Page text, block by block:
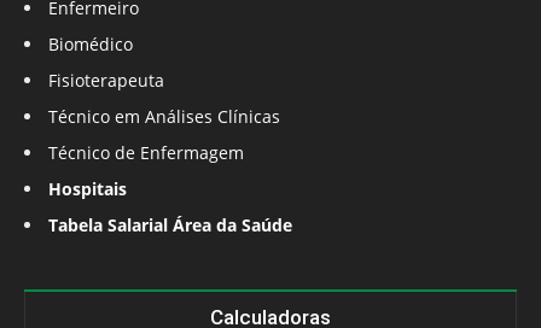
Enfermeiro
Biomédico
Fisioterapeuta
Técnico em Análises Clínicas
Técnico de Enfermagem
Hospitais
Tabela Salarial Área da Saúde
Calculadoras